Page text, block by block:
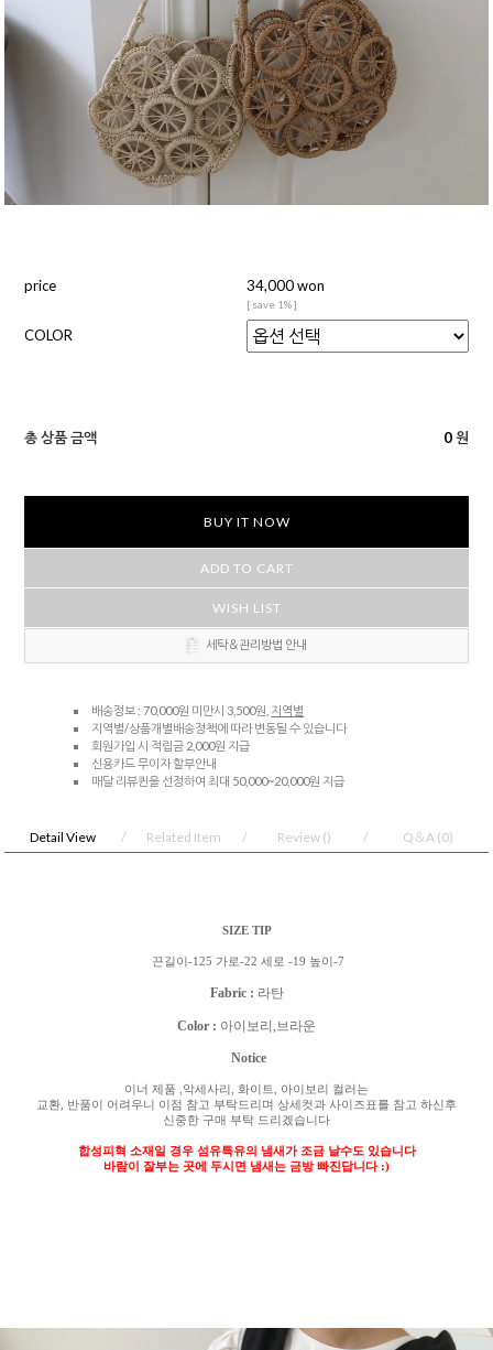
price 34,000 won
[ save 1% ]
COLOR
총 상품 금액 0 원
BUY IT NOW
ADD TO CART
WISH LIST
세탁＆관리방법 안내
배송정보 : 70,000원 미만시 3,500원, 지역별
지역별/상품개별배송정책에 따라 변동될 수 있습니다
회원가입 시 적립금 2,000원 지급
신용카드 무이자 할부안내
매달 리뷰퀸을 선정하여 최대 50,000~20,000원 지급
Detail View Related Item Review () Q＆A (0)
SIZE TIP
끈길이-125 가로-22 세로 -19 높이-7
Fabric : 라탄
Color : 아이보리,브라운
Notice
이너 제품 악세사리 화이트
아이보리 컬러는
교환 반품이 어려우니 이점 참고 부탁드리며 상세컷과 사이즈표를 참고 하신후
신중한 구매 부탁 드리겠습니다
합성피혁 소재일 경우 섬유특유의 냄새가 조금 날수도 있습니다
바람이 잘부는 곳에 두시면 냄새는 금방 빠진답니다 :)